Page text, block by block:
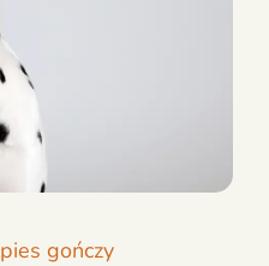
pies gończy